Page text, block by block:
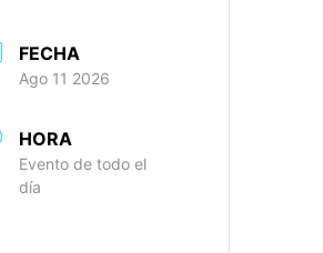
FECHA
Ago 11 2026
HORA
Evento de todo el
día